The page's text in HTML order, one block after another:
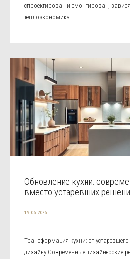
спроектирован и смонтирован,
теплоэкономика ...
Обновление кухни:
вместо устаревших
19.06.2026
Трансформация кухни: от
дизайну Современные дизайнерские